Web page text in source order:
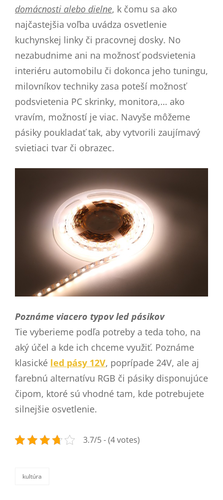
domácnosti alebo dielne, k čomu sa ako
najčastejšia voľba uvádza osvetlenie
kuchynskej linky či pracovnej dosky. No
nezabudnime ani na možnosť podsvietenia
interiéru automobilu či dokonca jeho tuningu,
milovníkov techniky zasa poteší možnosť
podsvietenia PC skrinky, monitora,… ako
vravím, možností je viac. Navyše môžeme
pásiky poukladať tak, aby vytvorili zaujímavý
svietiaci tvar či obrazec.
Poznáme viacero typov led pásikov
Tie vyberieme podľa potreby a teda toho, na
aký účel a kde ich chceme využiť. Poznáme
klasické led pásy 12V, poprípade 24V, ale aj
farebnú alternatívu RGB či pásiky disponujúce
čipom, ktoré sú vhodné tam, kde potrebujete
silnejšie osvetlenie.
3.7/5 - (4 votes)
kultúra